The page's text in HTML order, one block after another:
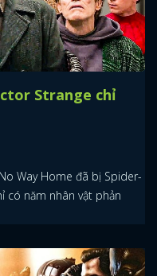
Strange chỉ
Way Home đã bị Spider-
có năm nhân vật phản